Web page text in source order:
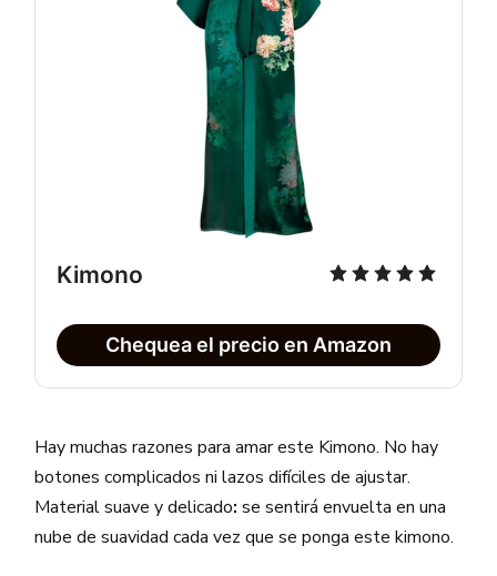
Kimono
Chequea el precio en Amazon
Hay muchas razones para amar este Kimono. No hay
botones complicados ni lazos difíciles de ajustar.
Material suave y delicado:se sentirá envuelta en una
nube de suavidad cada vez que se ponga este kimono.